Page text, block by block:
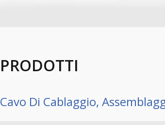
PRODOTTI
Cavo Di Cablaggio,